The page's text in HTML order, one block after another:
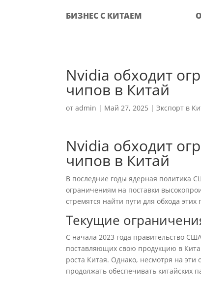
БИЗНЕС С КИТАЕМ
Nvidia обходит
чипов в Китай
отadmin | Май 27, 2025 |Экспорт в
Nvidia обходит
чипов в Китай
В последние годы ядерная политика
ограничениям на поставки
стремятся найти пути для обхода
Текущие
С начала 2023 года правительство
поставляющих свою продукцию в
роста Китая. Однако, несмотря на
продолжать обеспечивать китайских